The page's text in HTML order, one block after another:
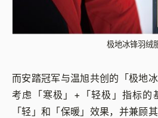
极地冰锋羽绒
而安踏冠军与温旭共创的「极地
考虑「寒极」+「轻极」指标的
「轻」和「保暖」效果，并兼顾